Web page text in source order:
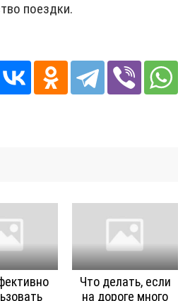
поездки.
Что делать, если
на дороге много